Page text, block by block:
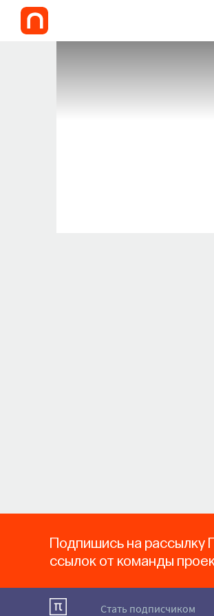
Подпишись на рассылку
ссылок от команды
Стать подписчиком